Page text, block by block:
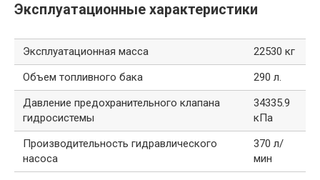
Эксплуатационные характеристики
Эксплуатационная масса
22530 кг
Объем топливного бака
290 л.
Давление предохранительного клапана
гидросистемы
34335.9
кПа
Производительность гидравлического
насоса
370 л/
мин